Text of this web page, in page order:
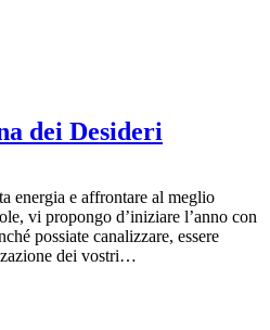
dei Desideri
energia e affrontare al meglio
vi propongo d’iniziare l’anno con
possiate canalizzare, essere
dei vostri…